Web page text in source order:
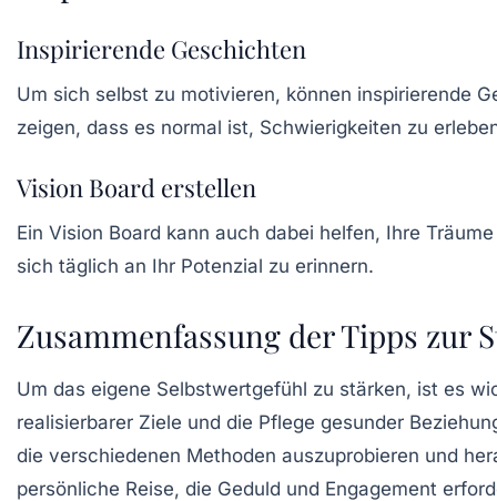
Inspirierende Geschichten
Um sich selbst zu motivieren, können inspirierende
zeigen, dass es normal ist, Schwierigkeiten zu
Vision Board erstellen
Ein Vision Board kann auch dabei helfen, Ihre
sich täglich an Ihr Potenzial zu erinnern.
Zusammenfassung der Tipps zur
Um das eigene Selbstwertgefühl zu stärken, ist es
realisierbarer Ziele und die Pflege gesunder
die verschiedenen Methoden auszuprobieren und
persönliche Reise, die Geduld und Engagement